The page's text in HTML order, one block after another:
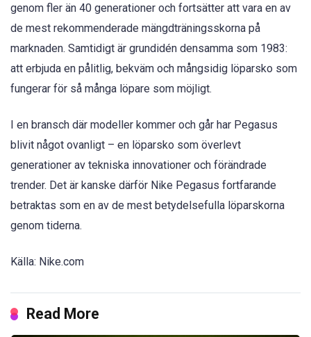
genom fler än 40 generationer och fortsätter att vara en av
de mest rekommenderade mängdträningsskorna på
marknaden. Samtidigt är grundidén densamma som 1983:
att erbjuda en pålitlig, bekväm och mångsidig löparsko som
fungerar för så många löpare som möjligt.
I en bransch där modeller kommer och går har Pegasus
blivit något ovanligt – en löparsko som överlevt
generationer av tekniska innovationer och förändrade
trender. Det är kanske därför Nike Pegasus fortfarande
betraktas som en av de mest betydelsefulla löparskorna
genom tiderna.
Källa: Nike.com
Read More